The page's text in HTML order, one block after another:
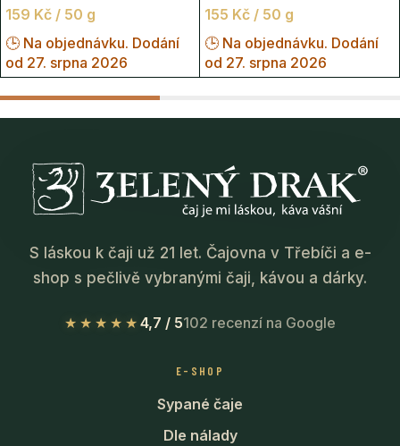
159 Kč / 50 g
🕒 Na objednávku. Dodání
od 27. srpna 2026
155 Kč / 50 g
🕒 Na objednávku. Dodání
od 27. srpna 2026
S láskou k čaji už 21 let. Čajovna v Třebíči a e-
shop s pečlivě vybranými čaji, kávou a dárky.
★★★★★ 4,7 / 5102 recenzí na Google
E-SHOP
Sypané čaje
Dle nálady